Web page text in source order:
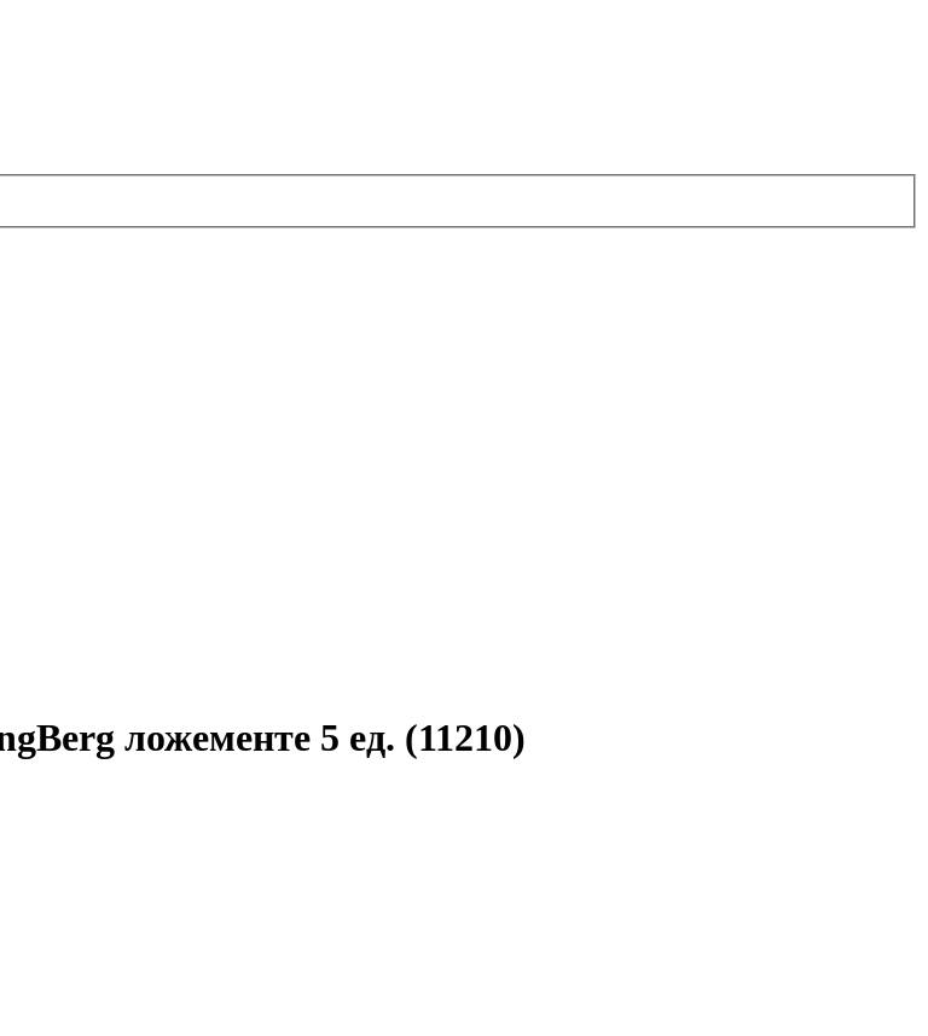
ложементе 5 ед. (11210)